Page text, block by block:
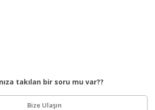
takılan bir soru mu var??
Bize Ulaşın